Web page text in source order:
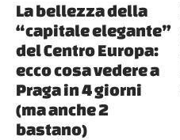
La bellezza della
“capitale elegante”
del Centro Europa:
ecco cosa vedere a
Praga in 4 giorni
(ma anche 2
bastano)